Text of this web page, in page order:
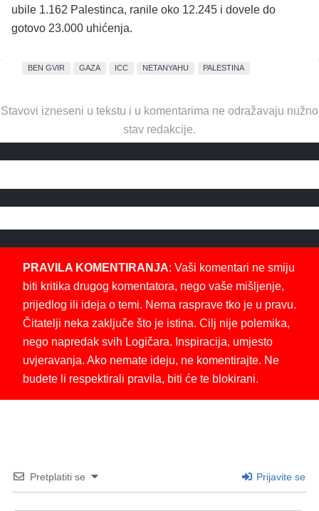
ubile 1.162 Palestinca, ranile oko 12.245 i dovele do
gotovo 23.000 uhićenja.
BEN GVIR GAZA ICC NETANYAHU PALESTINA
Stavovi izneseni u tekstu i u komentarima ne odražavaju nužno
stav redakcije.
PRAVILA KOMENTIRANJA: Vaši komentari ne smiju
biti kritika drugog komentatora, nego vaše mišljenje,
prijedlog ili ideja o temi. Nema rasprave tko je u pravu.
Čitatelji neka zaključe što je istina. Cilj nije polemika,
nego napredak svih Logičara. Inspiracija, umjesto
uvjeravanja. Ako nemate ideju, ne komentirajte. Ne
budete li respektirali pravila, biti će te blokirani.
Pretplatiti se Prijavite se